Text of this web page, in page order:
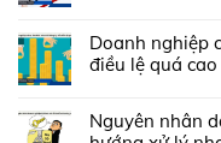
Doanh nghiệp
điều lệ quá cao
Nguyên nhân